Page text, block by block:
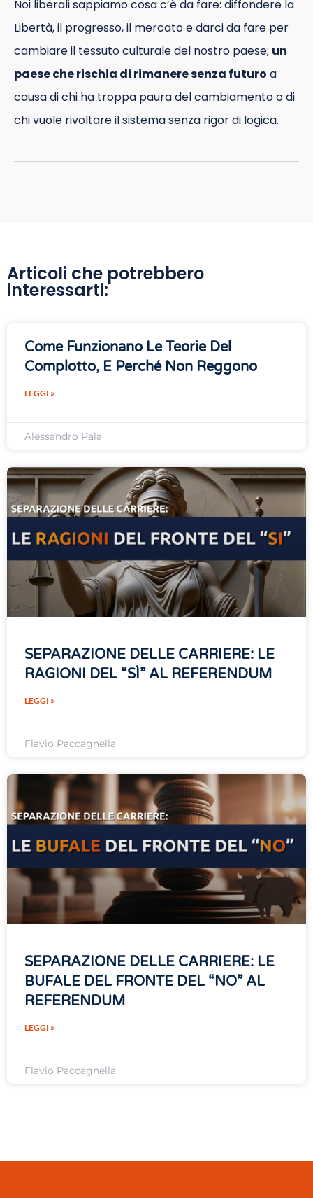
Noi liberali sappiamo cosa c’è da fare: diffondere la
Libertà, il progresso, il mercato e darci da fare per
cambiare il tessuto culturale del nostro paese; un
paese che rischia di rimanere senza futuro a
causa di chi ha troppa paura del cambiamento o di
chi vuole rivoltare il sistema senza rigor di logica.
Articoli che potrebbero
interessarti:
Come Funzionano Le Teorie Del
Complotto, E Perché Non Reggono
LEGGI »
Alessandro Pala
SEPARAZIONE DELLE CARRIERE: LE
RAGIONI DEL “SÌ” AL REFERENDUM
LEGGI »
Flavio Paccagnella
SEPARAZIONE DELLE CARRIERE: LE
BUFALE DEL FRONTE DEL “NO” AL
REFERENDUM
LEGGI »
Flavio Paccagnella